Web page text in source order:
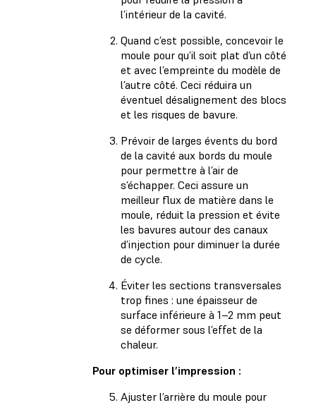
l’intérieur de la cavité.
Quand c’est possible, concevoir le
moule pour qu’il soit plat d’un côté
et avec l’empreinte du modèle de
l’autre côté. Ceci réduira un
éventuel désalignement des blocs
et les risques de bavure.
Prévoir de larges évents du bord
de la cavité aux bords du moule
pour permettre à l’air de
s’échapper. Ceci assure un
meilleur flux de matière dans le
moule, réduit la pression et évite
les bavures autour des canaux
d’injection pour diminuer la durée
de cycle.
Éviter les sections transversales
trop fines : une épaisseur de
surface inférieure à 1–2 mm peut
se déformer sous l’effet de la
chaleur.
Pour optimiser l’impression :
Ajuster l’arrière du moule pour